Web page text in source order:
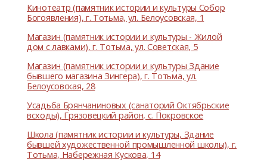
Кинотеатр (памятник истории и культуры Собор
Богоявления), г. Тотьма, ул. Белоусовская, 1
Магазин (памятник истории и культуры - Жилой
дом с лавками), г. Тотьма, ул. Советская, 5
Магазин (памятник истории и культуры Здание
бывшего магазина Зингера), г. Тотьма, ул.
Белоусовская, 28
Усадьба Брянчаниновых (санаторий Октябрьские
всходы), Грязовецкий район, с. Покровское
Школа (памятник истории и культуры, Здание
бывшей художественной промышленной школы), г.
Тотьма, Набережная Кускова, 14